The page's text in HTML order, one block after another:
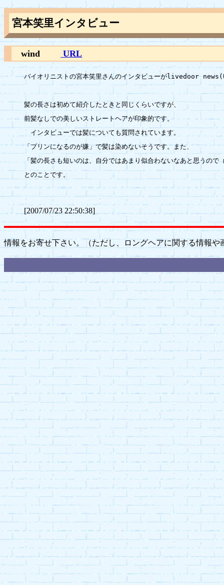
宮本笑里インタビュー
wind URL
バイオリニストの宮本笑里さんのインタビューがlivedoor
髪の長さは初めて紹介したときと同じくらいですが、
前髪なしでの美しいストレートヘアが印象的です。
インタビューでは髪についても質問されています。
「プリンになるのが嫌」で髪は染めないそうです。また、
「髪の長さも短いのは、自分ではあまり似合わないなあと思うので
とのことです。
[2007/07/23 22:50:38]
情報をお寄せ下さい。（ただし、ロングヘアに関する情報